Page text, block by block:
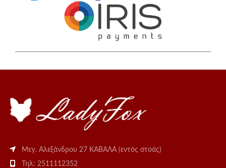
Μεγ. Αλεξάνδρου 27 ΚΑΒΑΛΑ (εντός στοάς)
Τηλ: 2511112352